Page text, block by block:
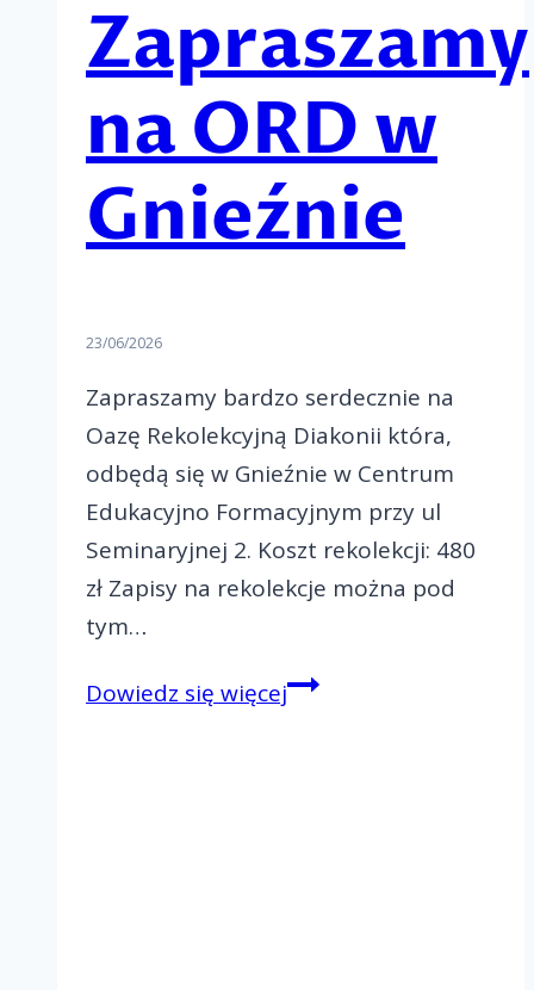
Zapraszamy
na ORD w
Gnieźnie
23/06/2026
Zapraszamy bardzo serdecznie na
Oazę Rekolekcyjną Diakonii która,
odbędą się w Gnieźnie w Centrum
Edukacyjno Formacyjnym przy ul
Seminaryjnej 2. Koszt rekolekcji: 480
zł Zapisy na rekolekcje można pod
tym…
Dowiedz się więcejZapraszamy